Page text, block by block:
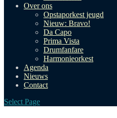
Over ons
Opstaporkest jeugd
Nieuw: Bravo!
Da Capo
Prima Vista
Drumfanfare
Harmonieorkest
Agenda
Nieuws
Contact
Select Page